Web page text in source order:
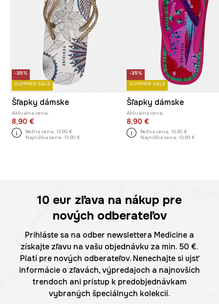
-35%
SUMMER SALE
Šľapky dámske
Aktuálna cena:
8,90 €
Bežná cena: 13,90 €
Najnižšia cena: 13,90 €
-35%
SUMMER SALE
Šľapky dámske
Aktuálna cena:
8,90 €
Bežná cena: 13,90 €
Najnižšia cena: 13,90 €
10 eur zľava na nákup pre
nových odberateľov
Prihláste sa na odber newslettera Medicine a
získajte zľavu na vašu objednávku za min. 50 €.
Platí pre nových odberateľov. Nenechajte si ujsť
informácie o zľavách, výpredajoch a najnovších
trendoch ani prístup k predobjednávkam
vybraných špeciálnych kolekcií.